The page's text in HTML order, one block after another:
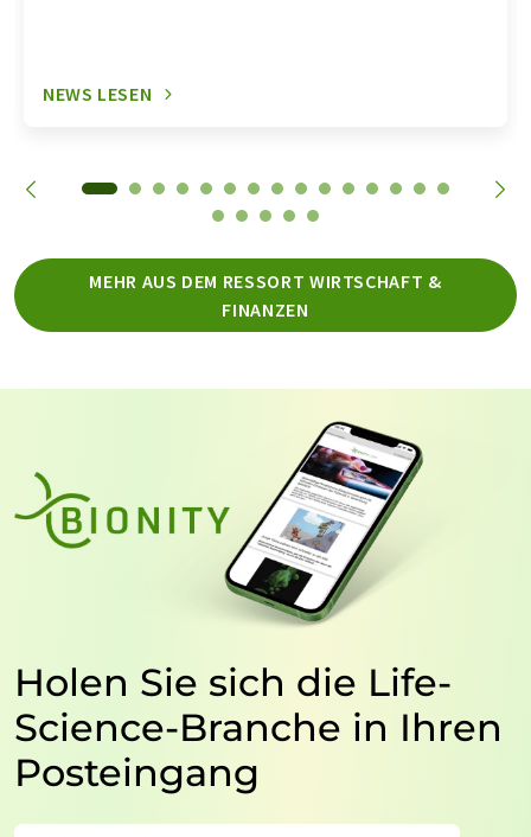
NEWS LESEN
MEHR AUS DEM RESSORT WIRTSCHAFT &
FINANZEN
Holen Sie sich die Life-
Science-Branche in Ihren
Posteingang